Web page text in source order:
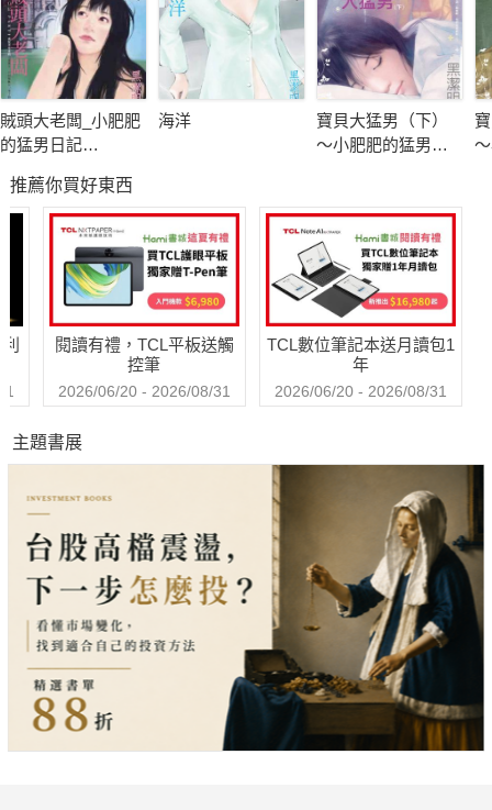
賊頭大老闆_小肥肥
的猛男日記
版》
海洋
寶貝大猛男（下）
～小肥肥的猛男日
推薦你買好東西
閱讀有禮，TCL平板送觸
控筆
2026/06/20 - 2026/08/31
TCL數位筆記本送月讀包1
年
2026/06/20 - 2026/08/31
主題書展